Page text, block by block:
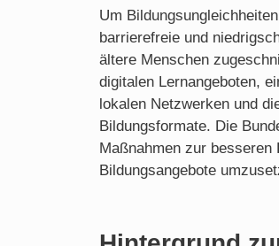
Um
barrierefreie und
ältere Menschen
digitalen Lernangeboten,
lokalen Netzwerken und
Bildungsformate. Die
Maßnahmen zur besseren
Bildungsangebote